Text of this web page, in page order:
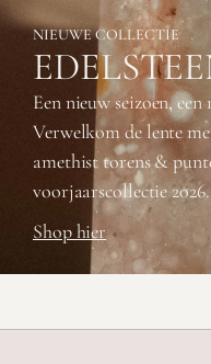
NIEUWE COLLECTIE
Een nieuw seizoen,
Verwelkom de lente
amethist torens &
voorjaarscollectie 2026.
Shop hier